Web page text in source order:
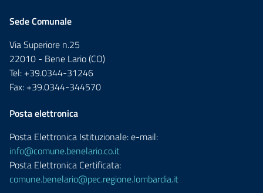
Sede Comunale
Via Superiore n.25
22010 - Bene Lario (CO)
Tel: +39.0344-31246
Fax: +39.0344-344570
Posta elettronica
Posta Elettronica Istituzionale: e-mail:
info@comune.benelario.co.it
Posta Elettronica Certificata:
comune.benelario@pec.regione.lombardia.it